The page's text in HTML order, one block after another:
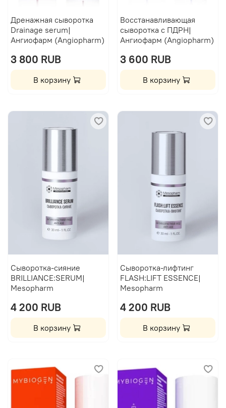
Дренажная сыворотка
Drainage serum|
Ангиофарм (Angiopharm)
3 800 RUB
В корзину
Восстанавливающая
сыворотка с ПДРН|
Ангиофарм (Angiopharm)
3 600 RUB
В корзину
Сыворотка-сияние
BRILLIANCE:SERUM|
Mesopharm
4 200 RUB
В корзину
Сыворотка-лифтинг
FLASH:LIFT ESSENCE|
Mesopharm
4 200 RUB
В корзину